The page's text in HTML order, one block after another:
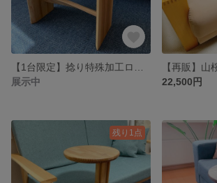
展示中
22,500円
残り1点